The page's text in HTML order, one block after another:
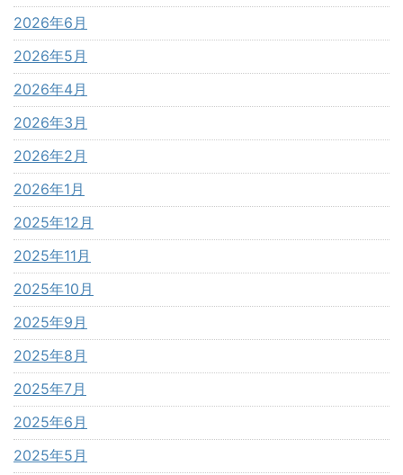
2026年6月
2026年5月
2026年4月
2026年3月
2026年2月
2026年1月
2025年12月
2025年11月
2025年10月
2025年9月
2025年8月
2025年7月
2025年6月
2025年5月